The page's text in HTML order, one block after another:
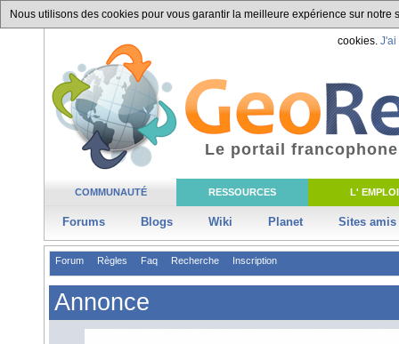
Nous utilisons des cookies pour vous garantir la meilleure expérience sur
cookies. J'ai
COMMUNAUTÉ RESSOURCES L' EMPLOI
Forums Blogs Wiki Planet Sites amis
Le portail
Forum Règles Faq Recherche Inscription
Annonce